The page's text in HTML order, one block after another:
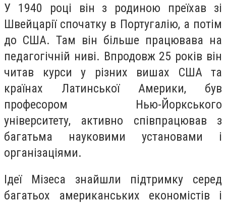
У 1940 році він з родиною преїхав зі
Швейцарії спочатку в Португалію, а потім
до США. Там він більше працювава на
педагогічній ниві. Впродовж 25 років він
читав курси у різних вишах США та
країнах Латинської Америки, був
професором Нью-Йоркського
університету, активно співпрацював з
багатьма науковими установами і
організаціями.
Ідеї Мізеса знайшли підтримку серед
багатьох американських економістів і